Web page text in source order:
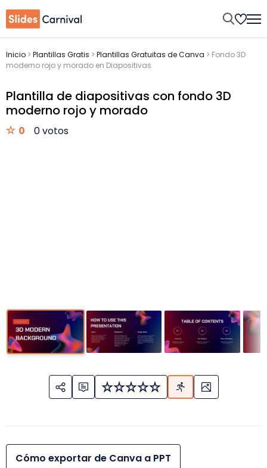
Inicio > Plantillas Gratis > Plantillas Gratuitas de Canva > Fondo 3D
moderno rojo y morado en Diapositivas
Plantilla de diapositivas con fondo 3D
moderno rojo y morado
0 0 votos
Cómo exportar de Canva a PPT